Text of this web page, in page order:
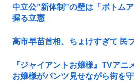
中立公”新体制”の壁は「ボトム
握る立憲
高市早苗首相、ちょけすぎて 民
『ジャイアントお嬢様』TVアニ
お嬢様がパンツ見せながら街を守